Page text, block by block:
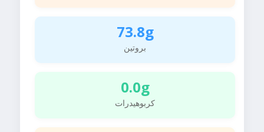
73.8g
بروتين
0.0g
كربوهيدرات